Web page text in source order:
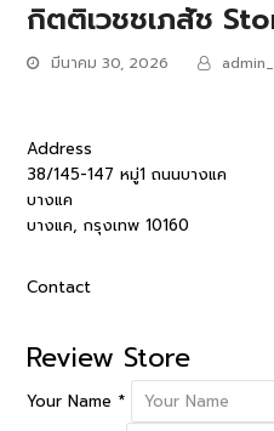
กิตติเวชชเภสัช
มีนาคม 30, 2026
Address
38/145-147 หมู่1 ถนนบางแค
บางแค
บางแค, กรุงเทพ 10160
Contact
Review Store
Your Name *